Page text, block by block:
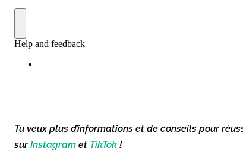
Tu veux plus d’informations et de conseils pour
surInstagram et TikTok !